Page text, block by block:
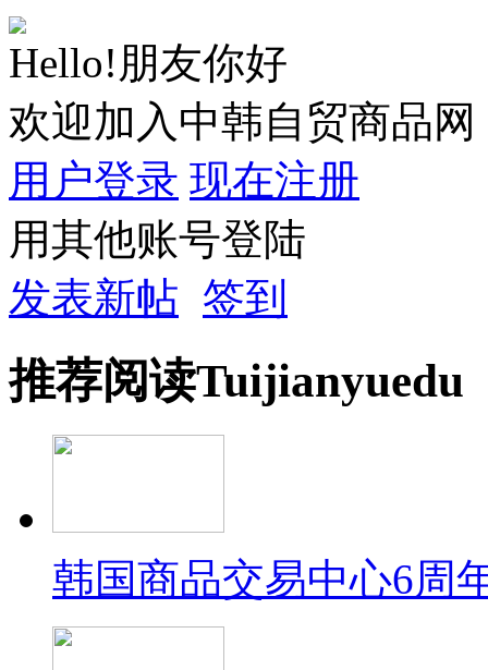
Hello!朋友你好
欢迎加入中韩自贸商品网
用户登录 现在注册
用其他账号登陆
发表新帖 签到
推荐阅读Tuijianyuedu
韩国商品交易中心6周